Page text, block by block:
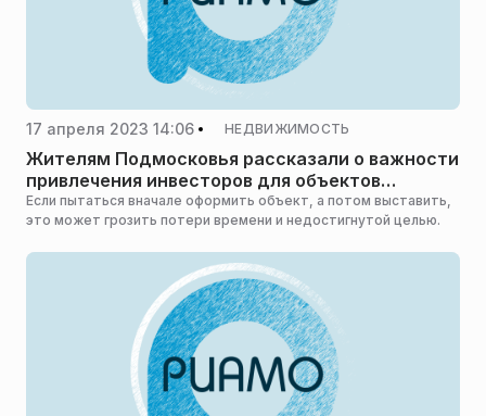
17 апреля 2023 14:06 НЕДВИЖИМОСТЬ
Жителям Подмосковья рассказали о важности
привлечения инвесторов для объектов
имущества
Если пытаться вначале оформить объект, а потом выставить,
это может грозить потери времени и недостигнутой целью.